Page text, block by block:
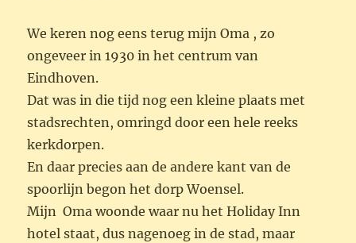
We keren nog eens terug mijn Oma , zo
ongeveer in 1930 in het centrum van
Eindhoven.
Dat was in die tijd nog een kleine plaats met
stadsrechten, omringd door een hele reeks
kerkdorpen.
En daar precies aan de andere kant van de
spoorlijn begon het dorp Woensel.
Mijn Oma woonde waar nu het Holiday Inn
hotel staat, dus nagenoeg in de stad, maar